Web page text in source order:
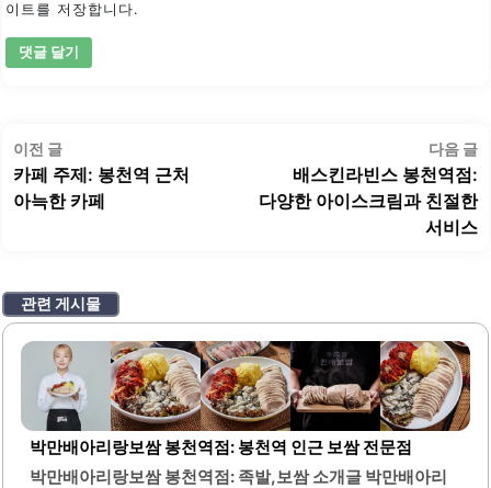
이트를 저장합니다.
글
탐
색
이전 글이
전
글:
카페 주제: 봉천역 근처
아늑한 카페
다음 글
배스킨라빈스 봉천역점:
다양한 아이스크림과 친절한
서비스
관련 게시물
박만배아리랑보쌈 봉천역점: 봉천역 인근 보쌈 전문점
박만배아리랑보쌈 봉천역점: 족발,보쌈 소개글 박만배아리